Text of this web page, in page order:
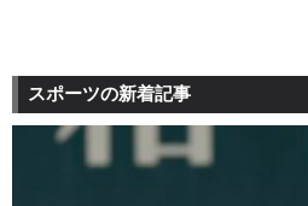
スポーツの新着記事